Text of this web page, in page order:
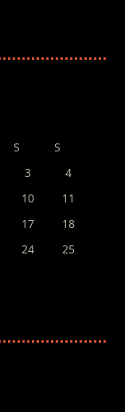
S
S
3
4
10
11
17
18
24
25